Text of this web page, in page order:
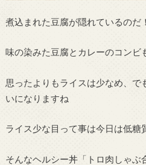
煮込まれた豆腐が隠れているのだ！
味の染みた豆腐とカレーのコンビ
思ったよりもライスは少なめ、で
いになりますね
ライス少な目って事は今日は低糖
そんなヘルシー丼「トロ肉しゃぶ